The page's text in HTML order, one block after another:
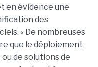
en évidence une
des
« De nombreuses
que le déploiement
de solutions de